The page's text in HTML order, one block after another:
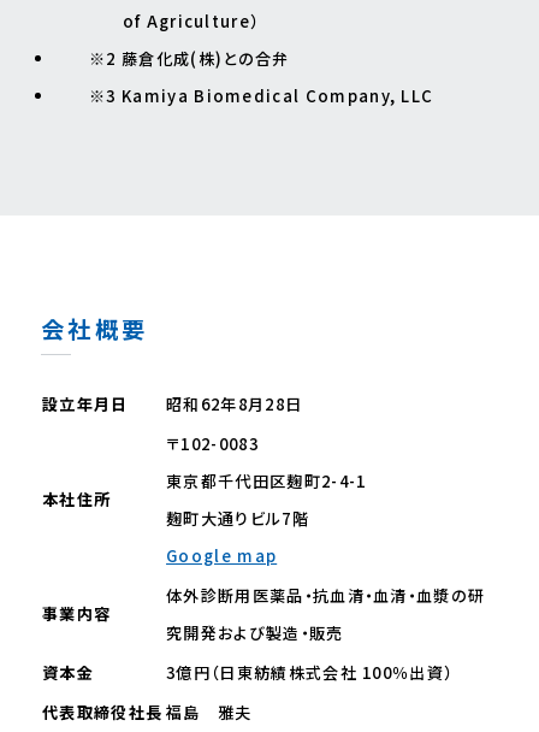
of Agriculture）
※2 藤倉化成(株)との合弁
※3 Kamiya Biomedical Company, LLC
会社概要
設立年月日 昭和62年8月28日
本社住所
〒102-0083
東京都千代田区麹町2-4-1
麹町大通りビル7階
Google map
事業内容
体外診断用医薬品・抗血清・血清・血漿の研
究開発および製造・販売
資本金
3億円（日東紡績株式会社 100％出資）
代表取締役社長 福島 雅夫